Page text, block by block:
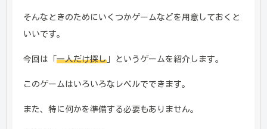
そんなときのためにいくつかゲームなどを用意しておくと
いいです。
今回は「 一人だけ探し 」というゲームを紹介します。
このゲームはいろいろなレベルでできます。
また、特に何かを準備する必要もありません。